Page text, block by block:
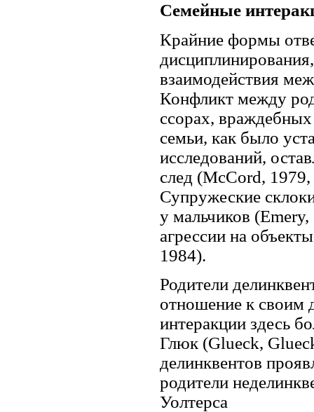
Семейные
Крайние формы
взаимодействия
Конфликт между
ссорах,
семьи, как было
исследований,
след (McCord,
Супружеские
у мальчиков
агрессии на
1984).
Родители
отношение к своим
интеракции здесь
Глюк (Glueck,
делинквентов
родители
Уолтерса